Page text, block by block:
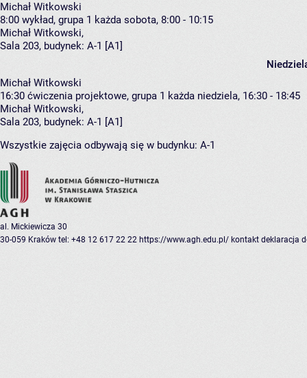
Michał Witkowski
8:00 wykład, grupa 1 każda sobota, 8:00 - 10:15
Michał Witkowski,
Sala 203, budynek: A-1 [A1]
Michał Witkowski
16:30 ćwiczenia projektowe, grupa 1 każda niedziela, 16:30 - 18:45
Michał Witkowski,
Sala 203, budynek: A-1 [A1]
Wszystkie zajęcia odbywają się w budynku: A-1
al. Mickiewicza 30
30-059 Kraków tel: +48 12 617 22 22 https://www.agh.edu.pl/ kontakt deklaracja